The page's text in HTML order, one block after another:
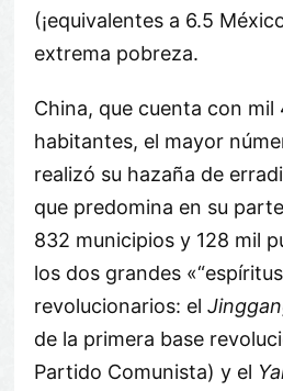
(¡equivalentes a 6.5
extrema pobreza.
China, que cuenta con mil
habitantes, el mayor
realizó su hazaña de
que predomina en su
832 municipios y 128 mil
los dos grandes « espíritus
revolucionarios: el
de la primera base
Partido Comunista) y el